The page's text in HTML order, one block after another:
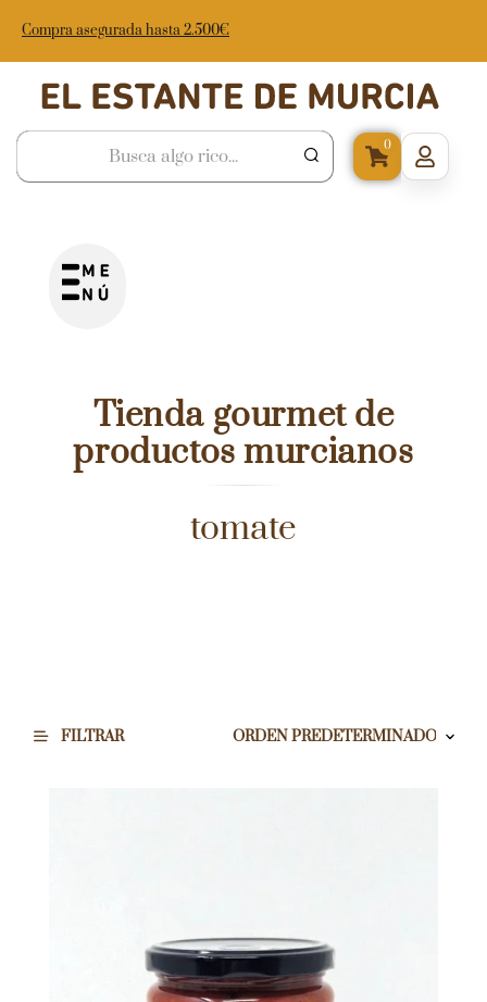
Compra asegurada hasta 2.500€
0
Tienda gourmet de
productos murcianos
tomate
FILTRAR